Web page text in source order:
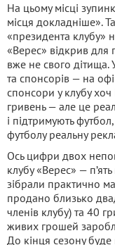
На цьому місці
місця докладніше».
«президента клубу»
«Верес» відкрив для
вже не свого дітища.
та спонсорів — на
спонсори у клубу хоч
гривень — але це
і підтримують
футболу реальну
Ось цифри двох
клубу «Верес» —
зібрали практично
продано близько
членів клубу) та 40
живих грошей
До кінця сезону